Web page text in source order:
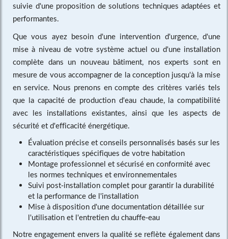
suivie d'une proposition de solutions techniques adaptées et
performantes.
Que vous ayez besoin d'une intervention d'urgence, d'une
mise à niveau de votre système actuel ou d'une installation
complète dans un nouveau bâtiment, nos experts sont en
mesure de vous accompagner de la conception jusqu'à la mise
en service. Nous prenons en compte des critères variés tels
que la capacité de production d'eau chaude, la compatibilité
avec les installations existantes, ainsi que les aspects de
sécurité et d'efficacité énergétique.
Évaluation précise et conseils personnalisés basés sur les
caractéristiques spécifiques de votre habitation
Montage professionnel et sécurisé en conformité avec
les normes techniques et environnementales
Suivi post-installation complet pour garantir la durabilité
et la performance de l'installation
Mise à disposition d'une documentation détaillée sur
l'utilisation et l'entretien du chauffe-eau
Notre engagement envers la qualité se reflète également dans